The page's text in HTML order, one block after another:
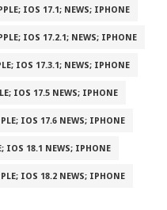
IOS 17.1; NEWS; IPHONE
IOS 17.2.1; NEWS; IPHONE
IOS 17.3.1; NEWS; IPHONE
IOS 17.5 NEWS; IPHONE
IOS 17.6 NEWS; IPHONE
IOS 18.1 NEWS; IPHONE
IOS 18.2 NEWS; IPHONE